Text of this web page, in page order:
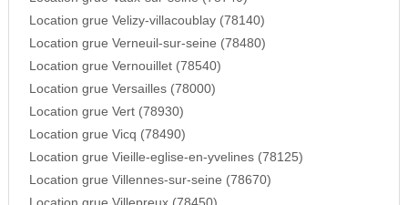
Location grue Velizy-villacoublay (78140)
Location grue Verneuil-sur-seine (78480)
Location grue Vernouillet (78540)
Location grue Versailles (78000)
Location grue Vert (78930)
Location grue Vicq (78490)
Location grue Vieille-eglise-en-yvelines (78125)
Location grue Villennes-sur-seine (78670)